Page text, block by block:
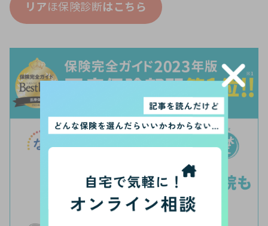
リアほ保険診断はこちら